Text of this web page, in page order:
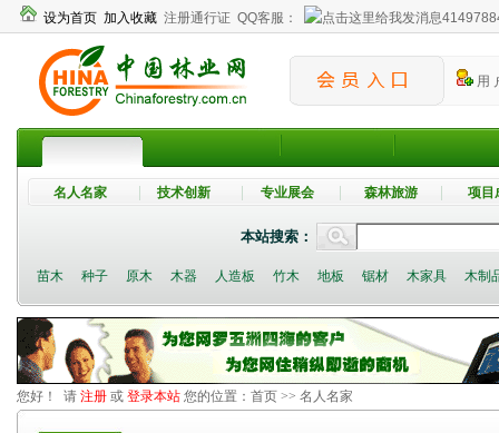
设为首页 加入收藏 注册通行证 QQ客服：
用
名人名家 技术创新 专业展会 森林旅游 项目
本站搜索：
苗木 种子 原木 木器 人造板 竹木 地板 锯材 木家具 木制
您好！ 请 注册 或 登录本站 您的位置： 首页 >> 名人名家